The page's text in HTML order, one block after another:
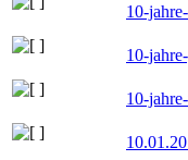
10-
10-
10-